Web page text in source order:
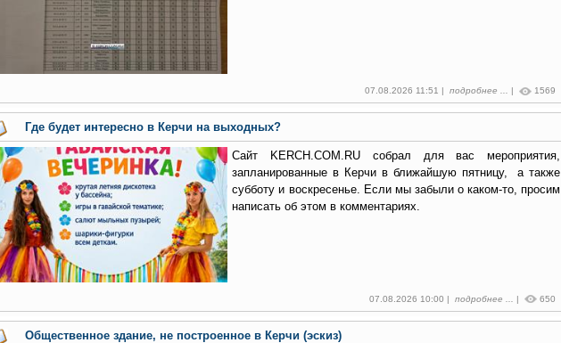
07.08.2026 11:51 | подробнее ... | 1569
Где будет интересно в Керчи на выходных?
Сайт KERCH.COM.RU собрал для вас мероприятия,
запланированные в Керчи в ближайшую пятницу, а также
субботу и воскресенье. Если мы забыли о каком-то, просим
написать об этом в комментариях.
07.08.2026 10:00 | подробнее ... | 650
Общественное здание, не построенное в Керчи (эскиз)